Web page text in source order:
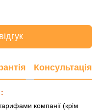
Консультація
компанії (крім